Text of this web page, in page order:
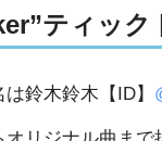
ティック
鈴木鈴木【ID】